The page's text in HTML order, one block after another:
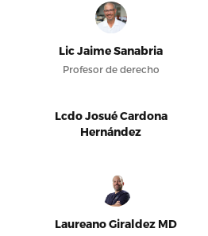
Lic Jaime Sanabria
Profesor de derecho
Lcdo Josué Cardona
Hernández
Laureano Giraldez MD